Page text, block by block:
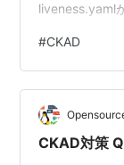
liveness.yaml
exec spec:
#CKAD
CKAD対策